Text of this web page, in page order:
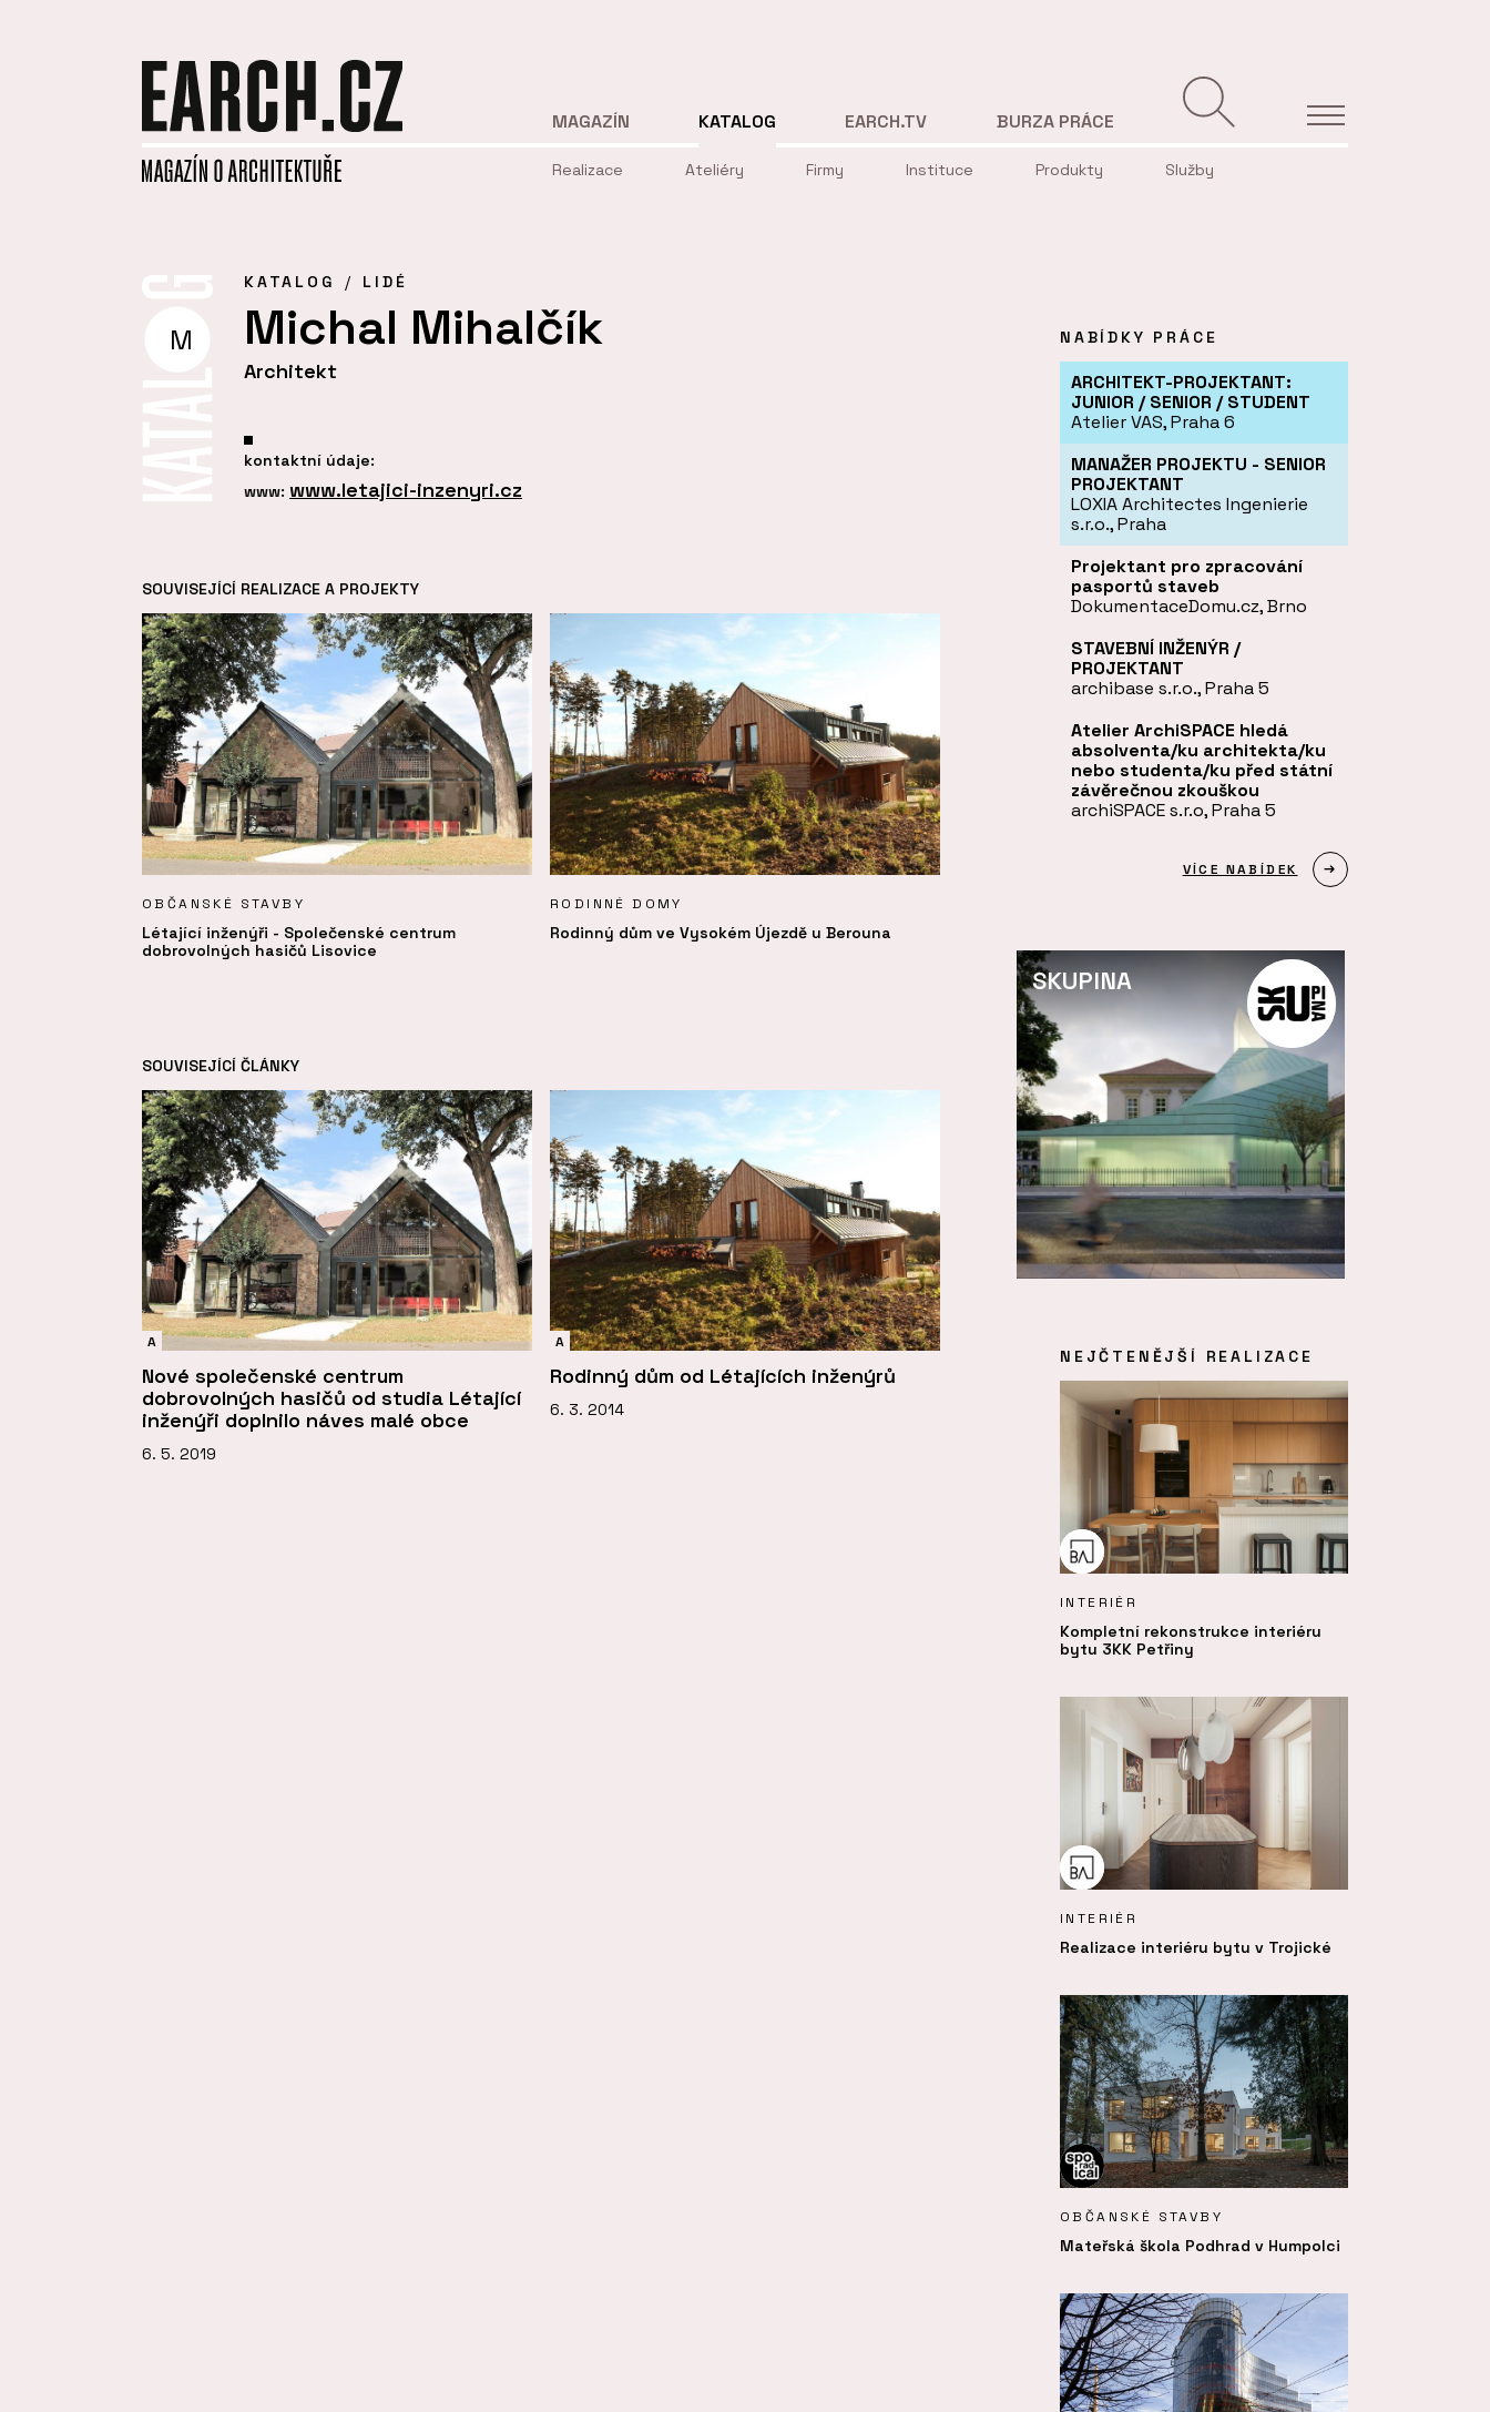
MAGAZÍN KATALOG
Realizace Ateliéry Firmy Instituce Produkty Služby
EARCH.TV BURZA PRÁCE
M
KATALOG LIDÉ
Michal Mihalčík
Architekt
kontaktní údaje:
www: www.letajici-inzenyri.cz
SOUVISEJÍCÍ REALIZACE A PROJEKTY
OBČANSKÉ STAVBY
Létající inženýři - Společenské centrum
dobrovolných hasičů Lisovice
RODINNÉ DOMY
Rodinný dům ve Vysokém Újezdě u Berouna
SOUVISEJÍCÍ ČLÁNKY
A
Nové společenské centrum
dobrovolných hasičů od studia Létající
inženýři doplnilo náves malé obce
6. 5. 2019
A
Rodinný dům od Létajících inženýrů
6. 3. 2014
NABÍDKY PRÁCE
ARCHITEKT-PROJEKTANT:
JUNIOR / SENIOR / STUDENT
Atelier VAS, Praha 6
MANAŽER PROJEKTU - SENIOR
PROJEKTANT
LOXIA Architectes Ingenierie
s.r.o., Praha
Projektant pro zpracování
pasportů staveb
DokumentaceDomu.cz, Brno
STAVEBNÍ INŽENÝR /
PROJEKTANT
archibase s.r.o., Praha 5
Atelier ArchiSPACE hledá
absolventa/ku architekta/ku
nebo studenta/ku před státní
závěrečnou zkouškou
archiSPACE s.r.o, Praha 5
VÍCE NABÍDEK
SKUPINA
NEJČTENĚJŠÍ REALIZACE
INTERIÉR
Kompletní rekonstrukce interiéru
bytu 3KK Petřiny
INTERIÉR
Realizace interiéru bytu v Trojické
OBČANSKÉ STAVBY
Mateřská škola Podhrad v Humpolci